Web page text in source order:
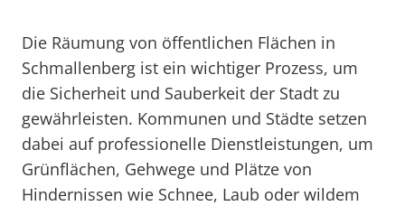
Die Räumung von öffentlichen Flächen in
Schmallenberg ist ein wichtiger Prozess, um
die Sicherheit und Sauberkeit der Stadt zu
gewährleisten. Kommunen und Städte setzen
dabei auf professionelle Dienstleistungen, um
Grünflächen, Gehwege und Plätze von
Hindernissen wie Schnee, Laub oder wildem